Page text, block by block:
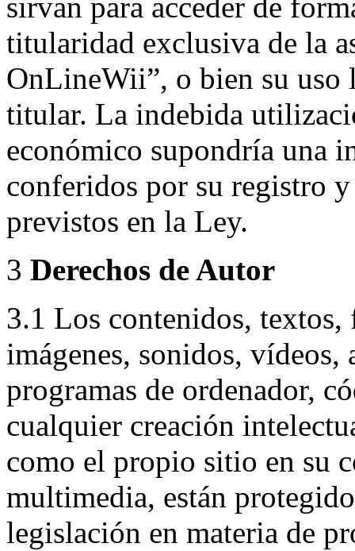
sirvan para acceder de
titularidad exclusiva de la
OnLineWii”, o bien su
titular. La indebida
económico supondría una
conferidos por su registro
previstos en la Ley.
3 Derechos de Autor
3.1 Los contenidos,
imágenes, sonidos, vídeos,
programas de ordenador,
cualquier creación
como el propio sitio en su
multimedia, están
legislación en materia de